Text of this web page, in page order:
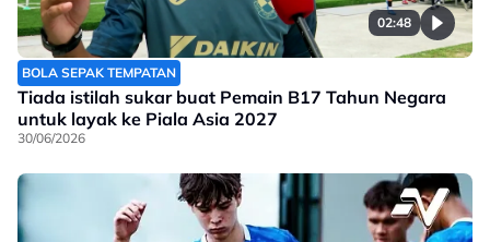
02:48
BOLA SEPAK TEMPATAN
Tiada istilah sukar buat Pemain B17 Tahun Negara
untuk layak ke Piala Asia 2027
30/06/2026